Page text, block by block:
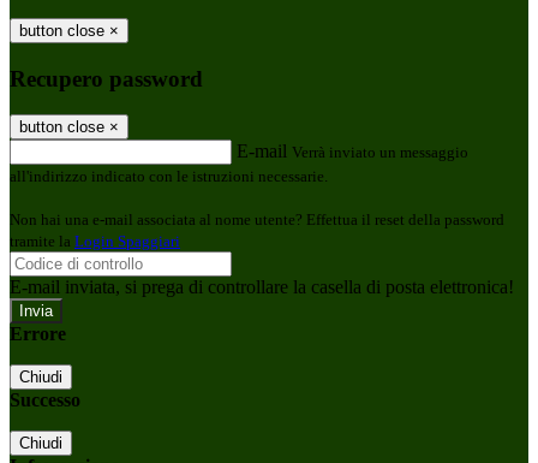
button close ×
Recupero password
button close ×
E-mail Verrà inviato un messaggio
all'indirizzo indicato con le istruzioni necessarie.
Non hai una e-mail associata al nome utente? Effettua il reset della password
tramite la Login Spaggiari
E-mail inviata, si prega di controllare la casella di posta elettronica!
Errore
Chiudi
Successo
Chiudi